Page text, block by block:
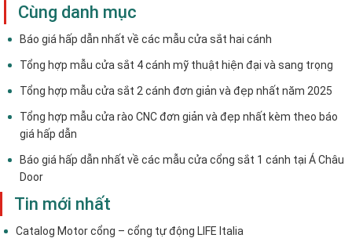
Cùng danh mục
Báo giá hấp dẫn nhất về các mẫu cửa sắt hai cánh
Tổng hợp mẫu cửa sắt 4 cánh mỹ thuật hiện đại và sang trọng
Tổng hợp mẫu cửa sắt 2 cánh đơn giản và đẹp nhất năm 2025
Tổng hợp mẫu cửa rào CNC đơn giản và đẹp nhất kèm theo báo
giá hấp dẫn
Báo giá hấp dẫn nhất về các mẫu cửa cổng sắt 1 cánh tại Á Châu
Door
Tin mới nhất
Catalog Motor cổng – cổng tự động LIFE Italia